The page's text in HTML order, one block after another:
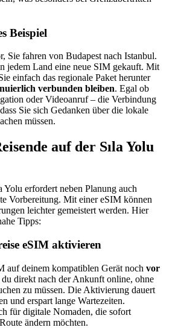
Beispiel
Sie fahren von Budapest nach Istanbul.
jedem Land eine neue SIM gekauft. Mit
einfach das regionale Paket herunter
verbunden bleiben. Egal ob
oder Videoanruf – die Verbindung
Sie sich Gedanken über die lokale
müssen.
auf der Sıla Yolu
Yolu erfordert neben Planung auch
Vorbereitung. Mit einer eSIM können
leichter gemeistert werden. Hier
Tipps:
eSIM aktivieren
auf deinem kompatiblen Gerät noch vor
du direkt nach der Ankunft online, ohne
zu müssen. Die Aktivierung dauert
und erspart lange Wartezeiten.
für digitale Nomaden, die sofort
ändern möchten.